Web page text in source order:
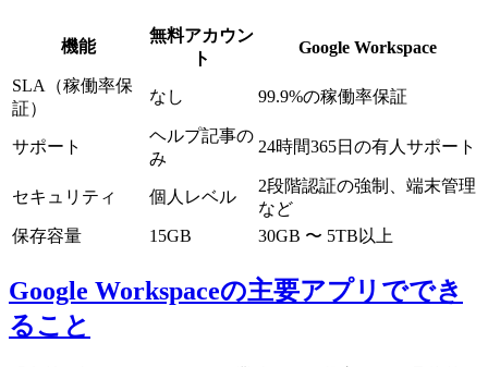
機能
無料アカウン
ト
Google Workspace
SLA（稼働率保
証）
なし 99.9%の稼働率保証
サポート
ヘルプ記事の
み
24時間365日の有人サポート
セキュリティ 個人レベル
2段階認証の強制、端末管理
など
保存容量
15GB 30GB 〜 5TB以上
Google Workspaceの主要アプリででき
ること